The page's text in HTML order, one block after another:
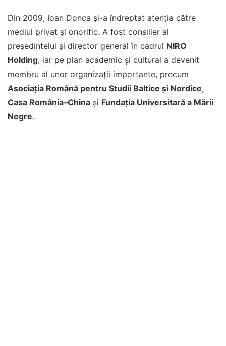
Din 2009, Ioan Donca și-a îndreptat atenția către
mediul privat și onorific. A fost consilier al
președintelui și director general în cadrul NIRO
Holding, iar pe plan academic și cultural a devenit
membru al unor organizații importante, precum
Asociația Română pentru Studii Baltice și Nordice,
Casa România–China și Fundația Universitară a Mării
Negre.